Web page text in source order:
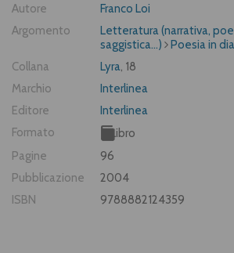
Autore
Franco Loi
Argomento
Letteratura (narrativa,
saggistica...)
Poesia in
Collana
Lyra, 18
Marchio
Interlinea
Editore
Interlinea
Formato
Libro
Pagine
96
Pubblicazione
2004
ISBN
9788882124359